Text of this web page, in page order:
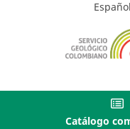
Español
Catálogo